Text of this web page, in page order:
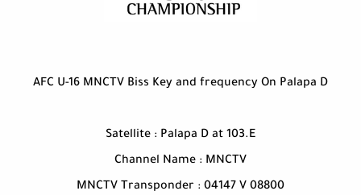
AFC U-16 MNCTV Biss Key and frequency On Palapa D
Satellite : Palapa D at 103.E
Channel Name : MNCTV
MNCTV Transponder : 04147 V 08800